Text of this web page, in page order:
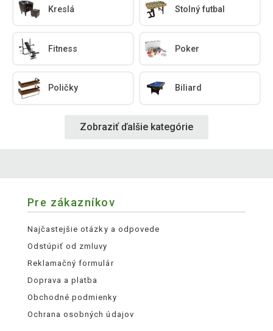
Kreslá Stolný futbal
Fitness Poker
Poličky Biliard
Zobraziť ďalšie kategórie
Pre zákazníkov
Najčastejšie otázky a odpovede
Odstúpiť od zmluvy
Reklamačný formulár
Doprava a platba
Obchodné podmienky
Ochrana osobných údajov